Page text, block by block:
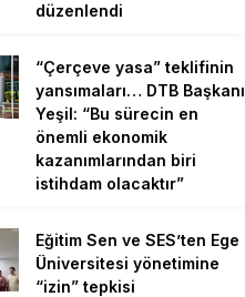
düzenlendi
“Çerçeve yasa” teklifinin
yansımaları… DTB Başkanı
Yeşil: “Bu sürecin en
önemli ekonomik
kazanımlarından biri
istihdam olacaktır”
Eğitim Sen ve SES’ten Ege
Üniversitesi yönetimine
“izin” tepkisi